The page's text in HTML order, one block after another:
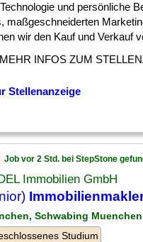
und persönliche
maßgeschneiderten
wir den Kauf und Verkauf
MEHR INFOS ZUM
Stellenanzeige
Job vor 2 Std. bei StepStone
Immobilien GmbH
Schwabing Muenchen
Studium